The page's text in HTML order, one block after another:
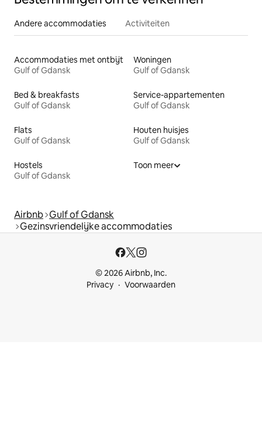
Andere accommodaties Activiteiten
Accommodaties met ontbijt
Gulf of Gdansk
Woningen
Gulf of Gdansk
Bed & breakfasts
Gulf of Gdansk
Service-appartementen
Gulf of Gdansk
Flats
Gulf of Gdansk
Houten huisjes
Gulf of Gdansk
Hostels
Gulf of Gdansk
Toon meer
Airbnb Gulf of Gdansk
Gezinsvriendelijke accommodaties
© 2026 Airbnb, Inc.
Privacy
Voorwaarden